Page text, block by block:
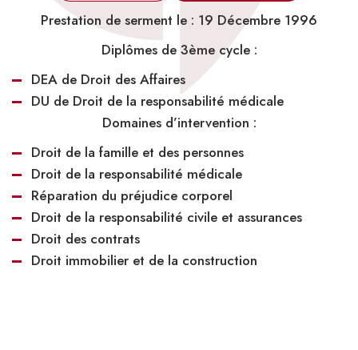
Prestation de serment le : 19 Décembre 1996
Diplômes de 3ème cycle :
DEA de Droit des Affaires
DU de Droit de la responsabilité médicale
Domaines d’intervention :
Droit de la famille et des personnes
Droit de la responsabilité médicale
Réparation du préjudice corporel
Droit de la responsabilité civile et assurances
Droit des contrats
Droit immobilier et de la construction